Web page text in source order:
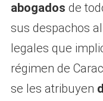
abogados de
sus despachos
legales que
régimen de
se les atribuyen